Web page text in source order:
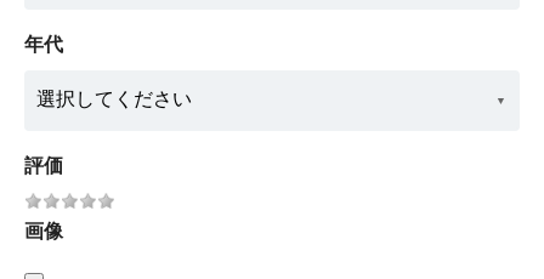
年代
評価
画像